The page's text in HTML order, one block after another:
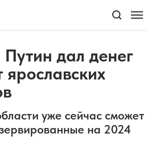
дал денег
уже сейчас сможет
на 2024